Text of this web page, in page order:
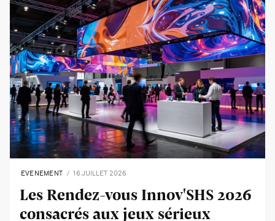
EVENEMENT 16 JUILLET 2026
Les Rendez-vous Innov'SHS 2026
consacrés aux jeux sérieux